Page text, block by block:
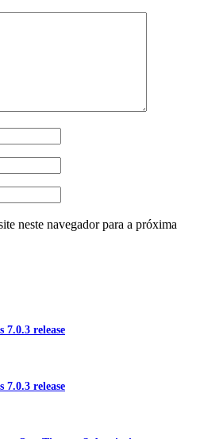
neste navegador para a próxima
7.0.3 release
7.0.3 release